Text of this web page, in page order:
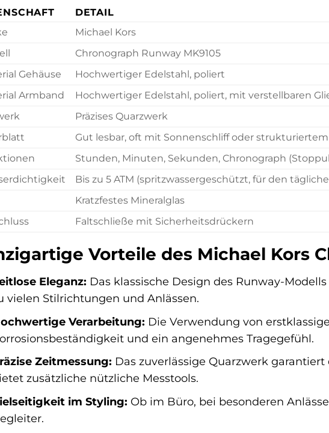
DETAIL
Michael Kors
Chronograph Runway MK9105
Gehäuse
Hochwertiger Edelstahl, poliert
Armband
Hochwertiger Edelstahl, poliert, mit verstellbaren
Präzises Quarzwerk
Gut lesbar, oft mit Sonnenschliff oder
Stunden, Minuten, Sekunden, Chronograph
Bis zu 5 ATM (spritzwassergeschützt, für den
Kratzfestes Mineralglas
Faltschließe mit Sicherheitsdrückern
Vorteile des Michael Kors
Eleganz: Das klassische Design des Runway-
vielen Stilrichtungen und Anlässen.
Verarbeitung: Die Verwendung von
und ein angenehmes Tragegefühl.
Zeitmessung: Das zuverlässige Quarzwerk
zusätzliche nützliche Messtools.
im Styling: Ob im Büro, bei besonderen